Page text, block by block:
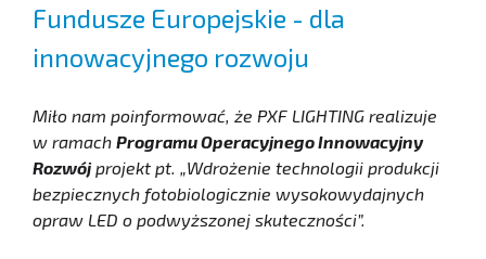
Fundusze Europejskie - dla
innowacyjnego rozwoju
Miło nam poinformować, że PXF LIGHTING realizuje
w ramach Programu Operacyjnego Innowacyjny
Rozwójprojekt pt. „Wdrożenie technologii produkcji
bezpiecznych fotobiologicznie wysokowydajnych
opraw LED o podwyższonej skuteczności”.